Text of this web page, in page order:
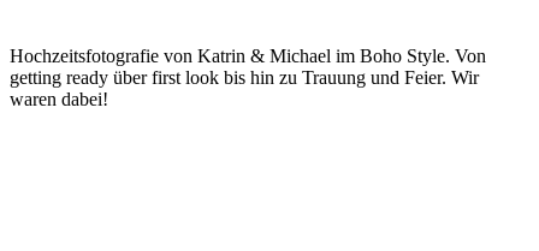
Hochzeitsfotografie von Katrin & Michael im Boho Style. Von
getting ready über first look bis hin zu Trauung und Feier. Wir
waren dabei!